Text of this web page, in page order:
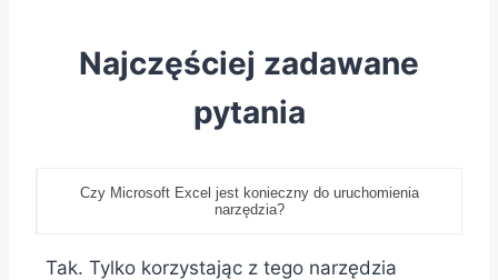
Najczęściej zadawane
pytania
Czy Microsoft Excel jest konieczny do uruchomienia
narzędzia?
Tak. Tylko korzystając z tego narzędzia